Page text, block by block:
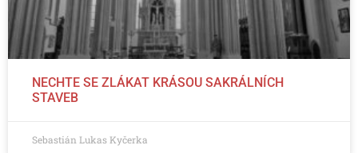
NECHTE SE ZLÁKAT KRÁSOU SAKRÁLNÍCH
STAVEB
Sebastián Lukas Kyčerka